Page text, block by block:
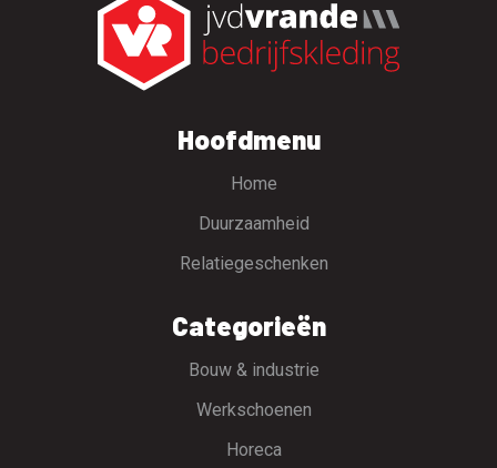
Hoofdmenu
Home
Duurzaamheid
Relatiegeschenken
Categorieën
Bouw & industrie
Werkschoenen
Horeca